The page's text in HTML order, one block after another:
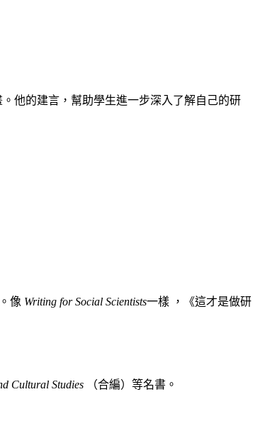
他的建言，幫助學生進一步深入了解自己的研
像 Writing for Social Scientists一樣 ，《這才是做研
Cultural Studies （合編）等名書。